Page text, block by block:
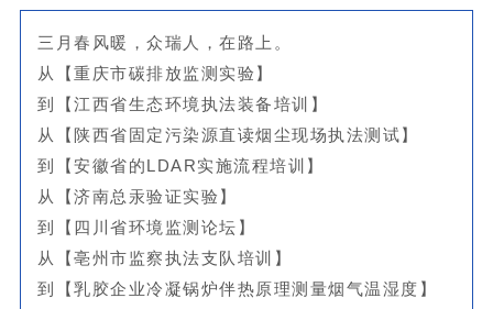
三月春风暖，众瑞人，在路上。
从【重庆市碳排放监测实验】
到【江西省生态环境执法装备培训】
从【陕西省固定污染源直读烟尘现场执法测试】
到【安徽省的LDAR实施流程培训】
从【济南总汞验证实验】
到【四川省环境监测论坛】
从【亳州市监察执法支队培训】
到【乳胶企业冷凝锅炉伴热原理测量烟气温湿度】